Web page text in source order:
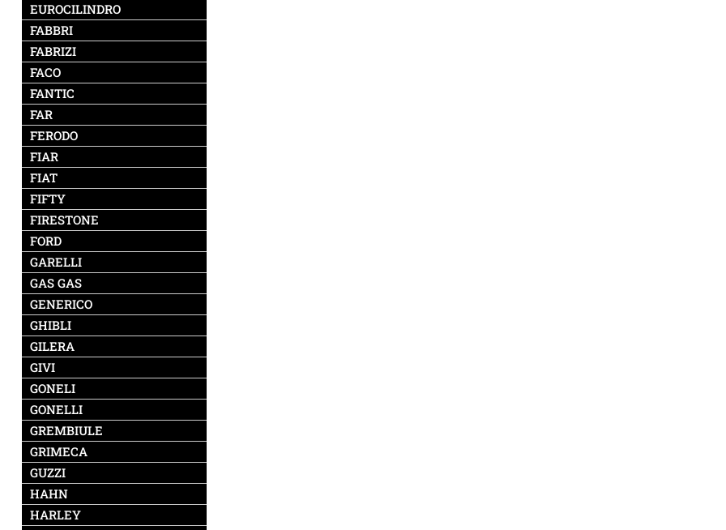
EUROCILINDRO
FABBRI
FABRIZI
FACO
FANTIC
FAR
FERODO
FIAR
FIAT
FIFTY
FIRESTONE
FORD
GARELLI
GAS GAS
GENERICO
GHIBLI
GILERA
GIVI
GONELI
GONELLI
GREMBIULE
GRIMECA
GUZZI
HAHN
HARLEY